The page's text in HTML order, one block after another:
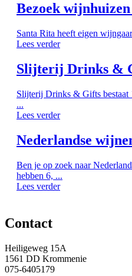
Bezoek
Santa Rita heeft eigen
Lees verder
Slijterij Drinks &
Slijterij Drinks & Gifts
...
Lees verder
Nederlandse
Ben je op zoek naar
hebben 6, ...
Lees verder
Contact
Heiligeweg 15A
1561 DD Krommenie
075-6405179